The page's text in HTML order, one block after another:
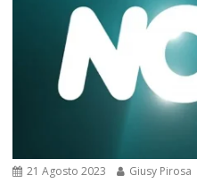
21 Agosto 2023 Giusy Pirosa